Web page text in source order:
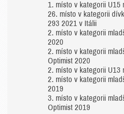
1. místo v kategorii U15
26. místo v kategorii
293 2021 v Itálii
2. místo v kategorii
2020
2. místo v kategorii
Optimist 2020
2. místo v kategorii U13
2. místo v kategorii
2019
3. místo v kategorii
Optimist 2019